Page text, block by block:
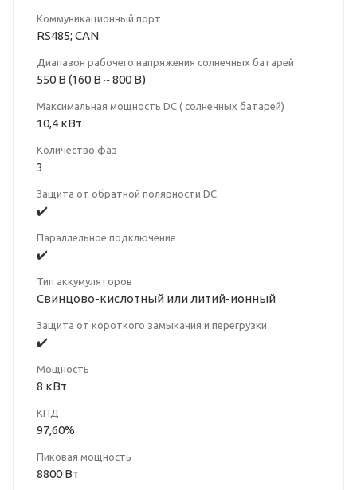
Коммуникационный порт
RS485; CAN
Диапазон рабочего напряжения солнечных батарей
550 В (160 В ~ 800 В)
Максимальная мощность DC ( солнечных батарей)
10,4 кВт
Количество фаз
3
Защита от обратной полярности DC
✔️
Параллельное подключение
✔️
Тип аккумуляторов
Свинцово-кислотный или литий-ионный
Защита от короткого замыкания и перегрузки
✔️
Мощность
8 кВт
КПД
97,60%
Пиковая мощность
8800 Вт